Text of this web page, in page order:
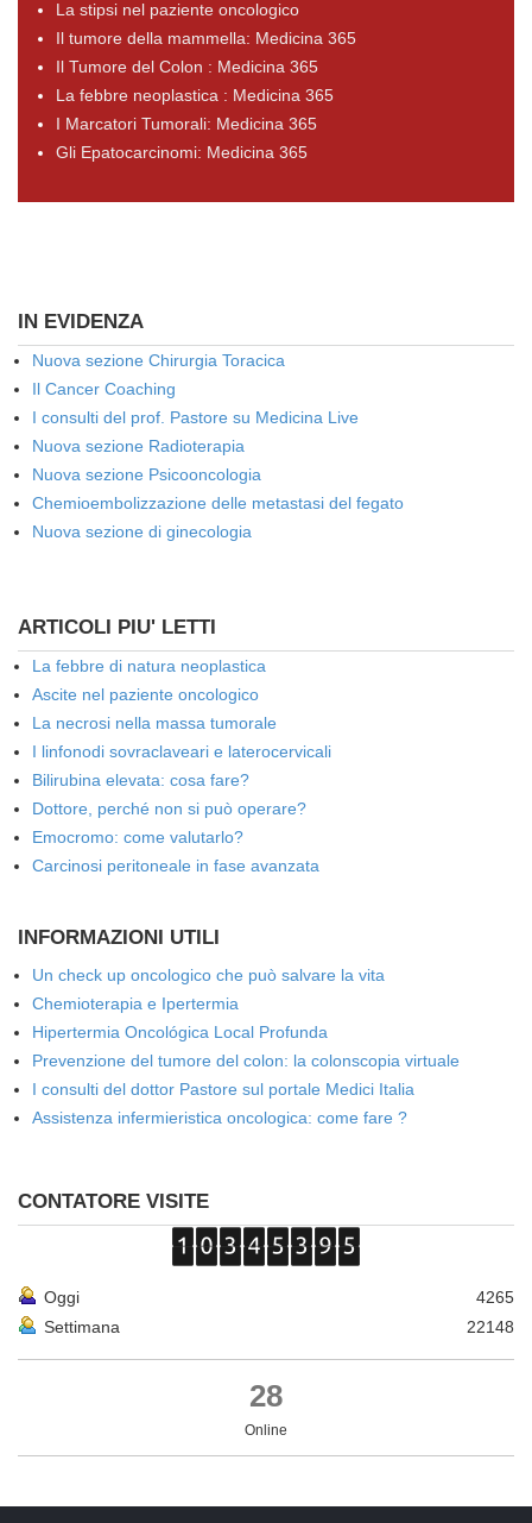
La stipsi nel paziente oncologico
Il tumore della mammella: Medicina 365
Il Tumore del Colon : Medicina 365
La febbre neoplastica : Medicina 365
I Marcatori Tumorali: Medicina 365
Gli Epatocarcinomi: Medicina 365
IN EVIDENZA
Nuova sezione Chirurgia Toracica
Il Cancer Coaching
I consulti del prof. Pastore su Medicina Live
Nuova sezione Radioterapia
Nuova sezione Psicooncologia
Chemioembolizzazione delle metastasi del fegato
Nuova sezione di ginecologia
ARTICOLI PIU' LETTI
La febbre di natura neoplastica
Ascite nel paziente oncologico
La necrosi nella massa tumorale
I linfonodi sovraclaveari e laterocervicali
Bilirubina elevata: cosa fare?
Dottore, perché non si può operare?
Emocromo: come valutarlo?
Carcinosi peritoneale in fase avanzata
INFORMAZIONI UTILI
Un check up oncologico che può salvare la vita
Chemioterapia e Ipertermia
Hipertermia Oncológica Local Profunda
Prevenzione del tumore del colon: la colonscopia virtuale
I consulti del dottor Pastore sul portale Medici Italia
Assistenza infermieristica oncologica: come fare ?
CONTATORE VISITE
Oggi
4265
Settimana
22148
28
Online